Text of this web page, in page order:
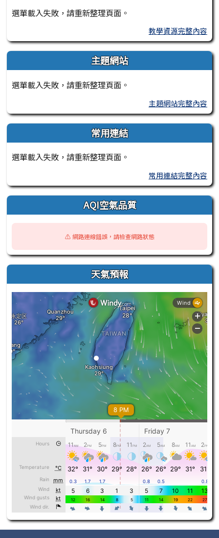
選單載入失敗，請重新整理頁面。
教學資源完整內容
主題網站
選單載入失敗，請重新整理頁面。
主題網站完整內容
常用連結
選單載入失敗，請重新整理頁面。
常用連結完整內容
AQI空氣品質
⚠️ 網路連線錯誤，請檢查網路狀態
天氣預報